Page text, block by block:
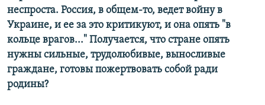
неспроста. Россия, в общем-то, ведет войну в
Украине, и ее за это критикуют, и она опять "в
кольце врагов..." Получается, что стране опять
нужны сильные, трудолюбивые, выносливые
граждане, готовы пожертвовать собой ради
родины?